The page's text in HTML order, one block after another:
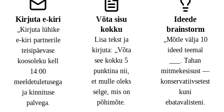
Kirjuta e-kiri
„Kirjuta lühike
e-kiri partnerile
teisipäevase
koosoleku kell
14:00
meeldetuletusega
ja kinnituse
palvega.
Võta sisu
kokku
Lisa tekst ja
kirjuta: „Võta
see kokku 5
punktina nii,
et mulle oleks
selge, mis on
põhimõte.
Ideede
brainstorm
„Mõtle välja 10
ideed teemal
___. Tahan
mitmekesisust —
konservatiivsetest
kuni
ebatavalisteni.